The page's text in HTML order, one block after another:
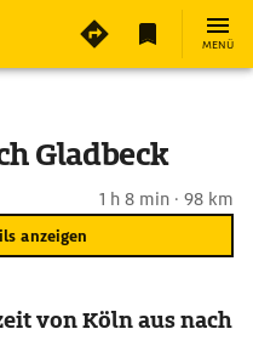
MENÜ
Gladbeck
1 h 8 min · 98 km
anzeigen
von Köln aus nach